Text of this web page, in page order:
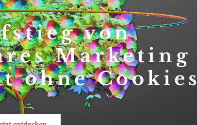
von
Marketing
ohne Cookies